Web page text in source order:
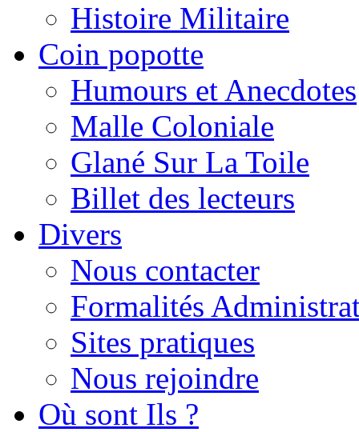
Histoire Militaire
Coin popotte
Humours et Anecdotes
Malle Coloniale
Glané Sur La Toile
Billet des lecteurs
Divers
Nous contacter
Formalités
Sites pratiques
Nous rejoindre
Où sont Ils ?